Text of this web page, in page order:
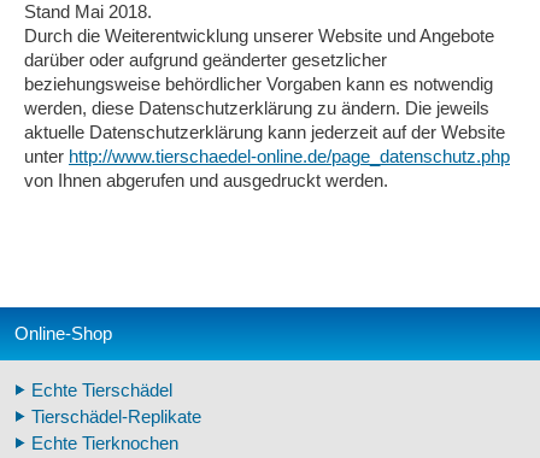
Stand Mai 2018.
Durch die Weiterentwicklung unserer Website und Angebote
darüber oder aufgrund geänderter gesetzlicher
beziehungsweise behördlicher Vorgaben kann es notwendig
werden, diese Datenschutzerklärung zu ändern. Die jeweils
aktuelle Datenschutzerklärung kann jederzeit auf der Website
unter http://www.tierschaedel-online.de/page_datenschutz.php
von Ihnen abgerufen und ausgedruckt werden.
Online-Shop
Echte Tierschädel
Tierschädel-Replikate
Echte Tierknochen